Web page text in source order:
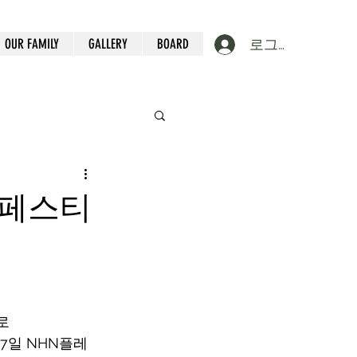
OUR FAMILY GALLERY BOARD 로그인
스티
일 NHN플레